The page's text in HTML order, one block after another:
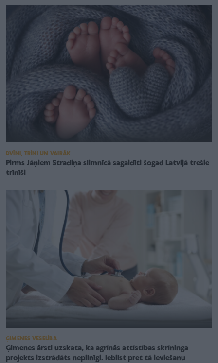
DVĪŅI, TRĪŅI UN VAIRĀK
Pirms Jāņiem Stradiņa slimnīcā sagaidīti šogad Latvijā trešie
trīnīši
ĢIMENES VESELĪBA
Ģimenes ārsti uzskata, ka agrīnās attīstības skrīninga
projekts izstrādāts nepilnīgi. Iebilst pret tā ieviešanu